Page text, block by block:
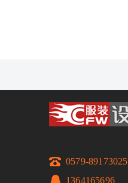
0579-89173025
1364165696